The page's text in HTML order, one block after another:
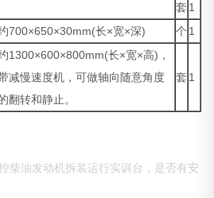
套 1
700×650×30mm(长×宽×深) 个 1
1300×600×800mm(长×宽×高)，
减慢速度机，可做轴向随意角度
翻转和静止。
套 1
柴油发动机拆装运行实训台，是否有安